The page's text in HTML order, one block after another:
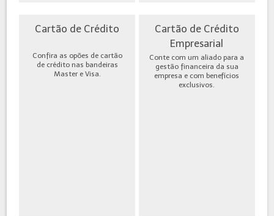
Cartão de Crédito
Confira as opões de cartão
de crédito nas bandeiras
Master e Visa.
Cartão de Crédito
Empresarial
Conte com um aliado para a
gestão financeira da sua
empresa e com benefícios
exclusivos.